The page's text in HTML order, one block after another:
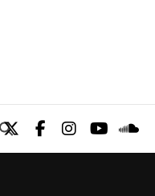
Search
for: